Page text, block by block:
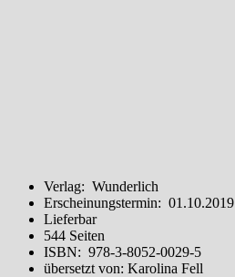
Verlag: Wunderlich
Erscheinungstermin: 01.10.2019
Lieferbar
544 Seiten
ISBN: 978-3-8052-0029-5
übersetzt von: Karolina Fell